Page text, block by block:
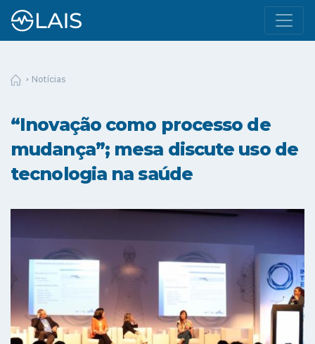
Notícias
“Inovação como processo de
mudança”; mesa discute uso de
tecnologia na saúde